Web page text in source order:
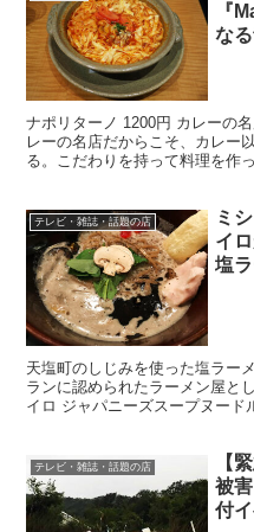
『
な
ナポリターノ 1200円 カレーの
レーの名店だからこそ、カレー
る。こだわりを持って料理を作
テレビ・雑誌・話題の店
ミ
イ
塩
天塩町のしじみを使った塩ラー
ランに認められたラーメン屋と
イロ ジャパニーズスープヌード
テレビ・雑誌・話題の店
【
被
付